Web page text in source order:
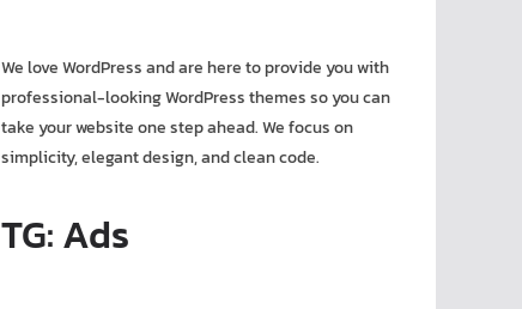
We love WordPress and are here to provide you with
professional-looking WordPress themes so you can
take your website one step ahead. We focus on
simplicity, elegant design, and clean code.
TG: Ads